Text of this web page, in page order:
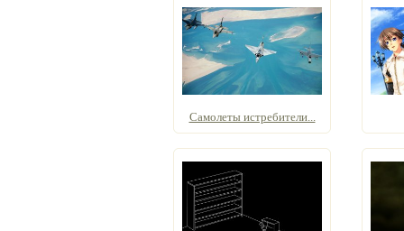
Самолеты истребители...